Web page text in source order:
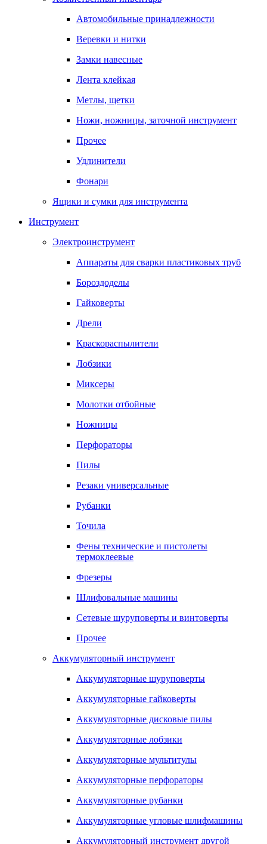
Автомобильные принадлежности
Веревки и нитки
Замки навесные
Лента клейкая
Метлы, щетки
Ножи, ножницы, заточной инструмент
Прочее
Удлинители
Фонари
Ящики и сумки для инструмента
Инструмент
Электроинструмент
Аппараты для сварки пластиковых труб
Бороздоделы
Гайковерты
Дрели
Краскораспылители
Лобзики
Миксеры
Молотки отбойные
Ножницы
Перфораторы
Пилы
Резаки универсальные
Рубанки
Точила
Фены технические и пистолеты
термоклеевые
Фрезеры
Шлифовальные машины
Сетевые шуруповерты и винтоверты
Прочее
Аккумуляторный инструмент
Аккумуляторные шуруповерты
Аккумуляторные гайковерты
Аккумуляторные дисковые пилы
Аккумуляторные лобзики
Аккумуляторные мультитулы
Аккумуляторные перфораторы
Аккумуляторные рубанки
Аккумуляторные угловые шлифмашины
Аккумуляторный инструмент другой